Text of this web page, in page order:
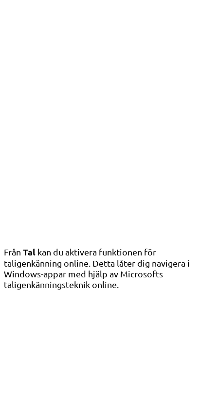
Från Tal kan du aktivera funktionen för
taligenkänning online. Detta låter dig navigera i
Windows-appar med hjälp av Microsofts
taligenkänningsteknik online.